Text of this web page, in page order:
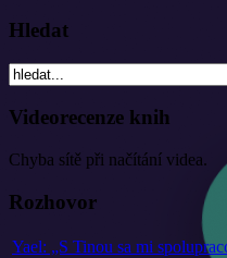
Hledat
Videorecenze knih
Chyba sítě při načítání videa.
Rozhovor
Yael: „S Tinou sa mi